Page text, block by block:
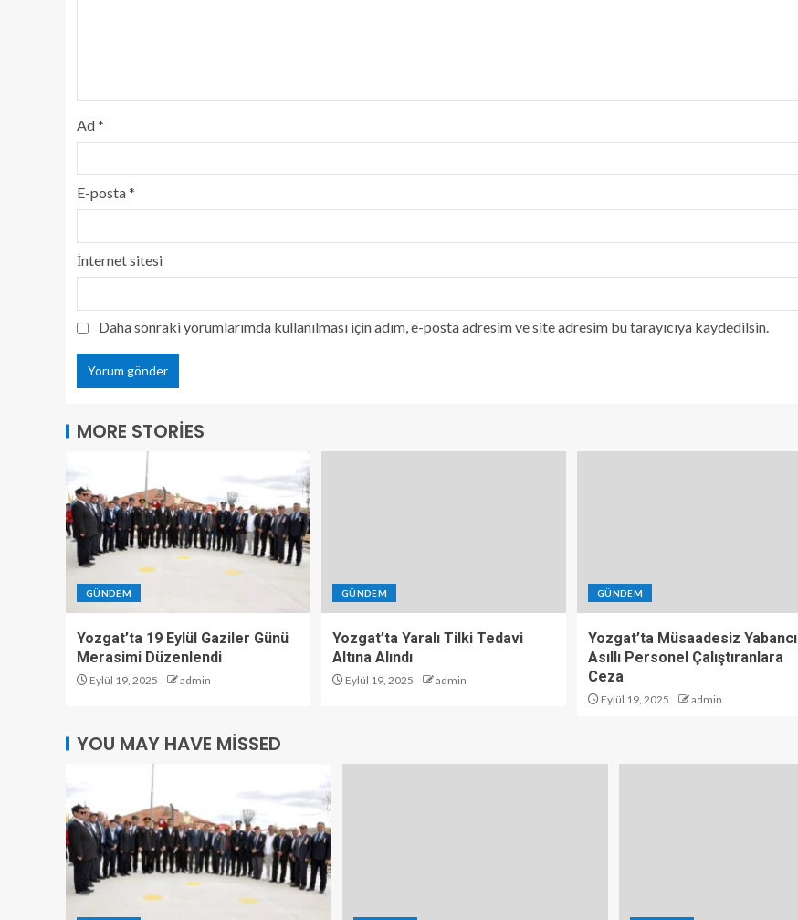
Ad*
E-posta*
İnternet sitesi
Daha sonraki yorumlarımda kullanılması için adım, e-posta adresim ve site adresim bu tarayıcıya kaydedilsin.
MORE STORIES
GÜNDEM
Yozgat’ta 19 Eylül Gaziler Günü
Merasimi Düzenlendi
Eylül 19, 2025 admin
GÜNDEM
Yozgat’ta Yaralı Tilki Tedavi
Altına Alındı
Eylül 19, 2025 admin
GÜNDEM
Yozgat’ta Müsaadesiz Yabancı
Asıllı Personel Çalıştıranlara
Ceza
Eylül 19, 2025 admin
YOU MAY HAVE MISSED